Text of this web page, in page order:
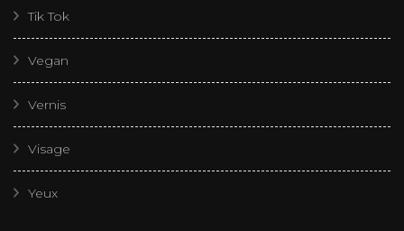
Tik Tok
Vegan
Vernis
Visage
Yeux